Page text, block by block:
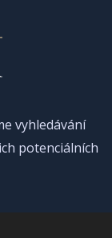
vyhledávání
potenciálních